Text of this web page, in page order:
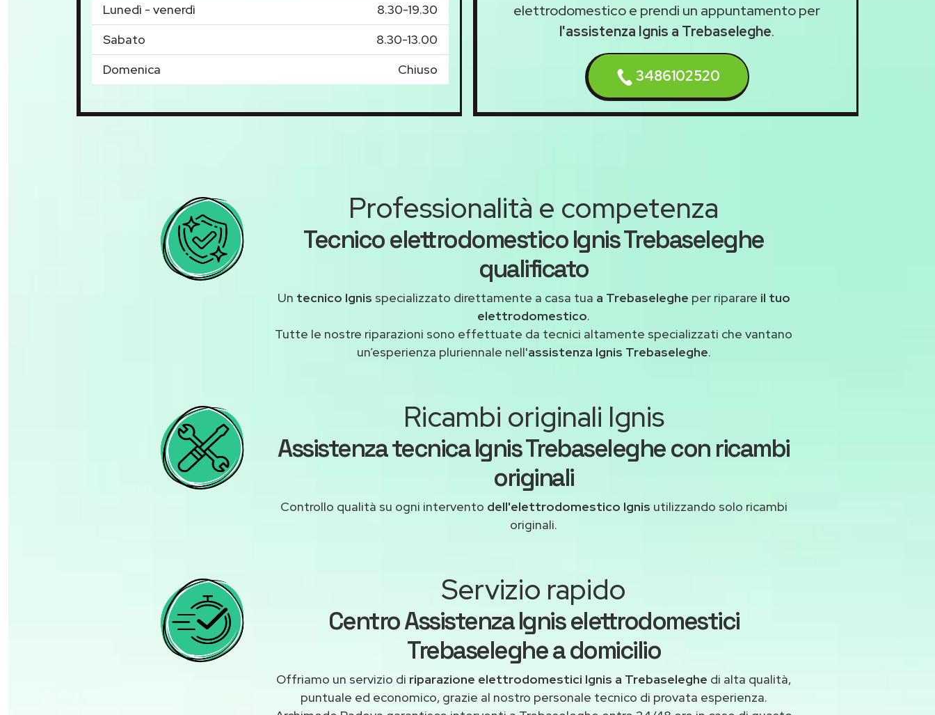
Lunedì - venerdì
8.30-19.30
Sabato
8.30-13.00
Domenica
Chiuso
elettrodomestico e prendi un appuntamento per
l'assistenza Ignis a Trebaseleghe.
3486102520
Professionalità e competenza
Tecnico elettrodomestico Ignis Trebaseleghe
qualificato
Un tecnico Ignis specializzato direttamente a casa tua a Trebaseleghe per riparare il tuo
elettrodomestico.
Tutte le nostre riparazioni sono effettuate da tecnici altamente specializzati che vantano
un’esperienza pluriennale nell'assistenza Ignis Trebaseleghe.
Ricambi originali Ignis
Assistenza tecnica Ignis Trebaseleghe con ricambi
originali
Controllo qualità su ogni intervento dell'elettrodomestico Ignis utilizzando solo ricambi
originali.
Servizio rapido
Centro Assistenza Ignis elettrodomestici
Trebaseleghe a domicilio
Offriamo un servizio di riparazione elettrodomestici Ignis a Trebaseleghe di alta qualità,
puntuale ed economico, grazie al nostro personale tecnico di provata esperienza.